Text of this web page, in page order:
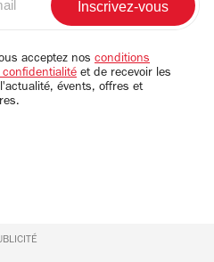
acceptez nos conditions
confidentialité et de recevoir les
évents, offres et